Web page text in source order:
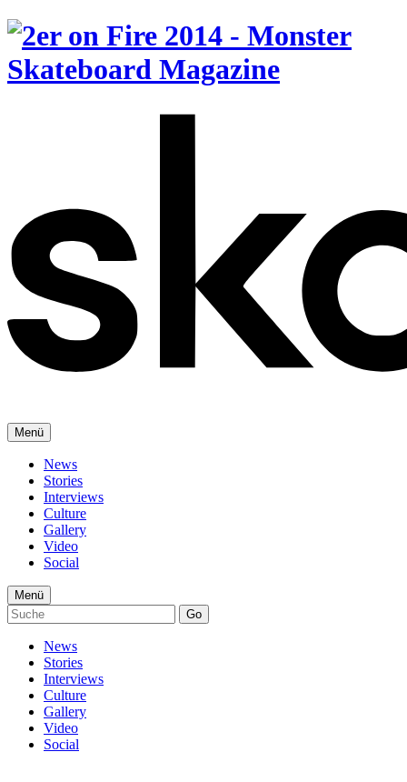
Menü
News
Stories
Interviews
Culture
Gallery
Video
Social
Menü
Go
News
Stories
Interviews
Culture
Gallery
Video
Social